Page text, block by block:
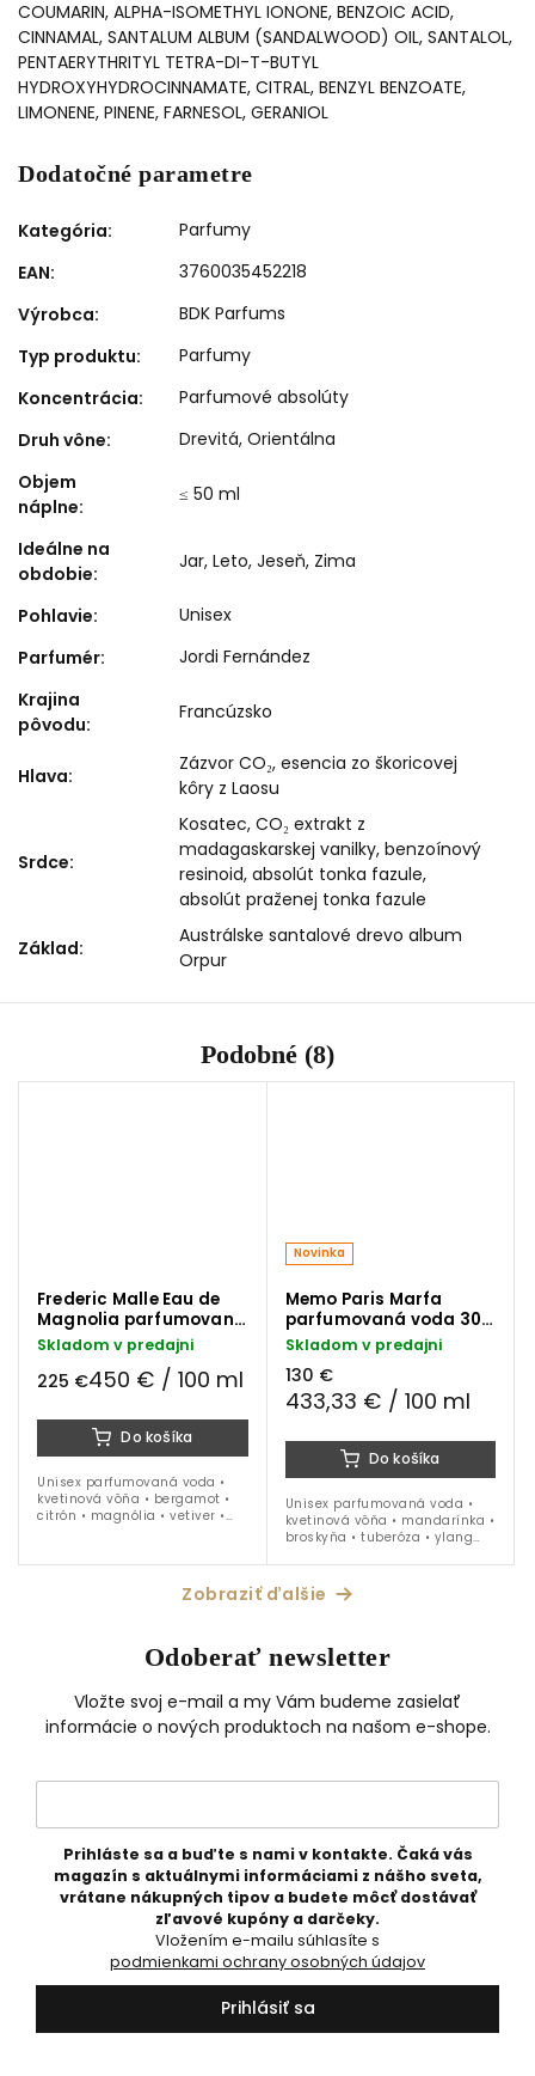
COUMARIN, ALPHA-ISOMETHYL IONONE, BENZOIC ACID,
CINNAMAL, SANTALUM ALBUM (SANDALWOOD) OIL, SANTALOL,
PENTAERYTHRITYL TETRA-DI-T-BUTYL
HYDROXYHYDROCINNAMATE, CITRAL, BENZYL BENZOATE,
LIMONENE, PINENE, FARNESOL, GERANIOL
Dodatočné parametre
Kategória:
Parfumy
EAN:
3760035452218
Výrobca:
BDK Parfums
Typ produktu:
Parfumy
Koncentrácia:
Parfumové absolúty
Druh vône: Drevitá, Orientálna
Objem
náplne:
≤ 50 ml
Ideálne na
obdobie:
Jar, Leto, Jeseň, Zima
Pohlavie:
Unisex
Parfumér:
Jordi Fernández
Krajina
pôvodu:
Francúzsko
Hlava:
Zázvor CO₂, esencia zo škoricovej
kôry z Laosu
Srdce:
Kosatec, CO₂ extrakt z
madagaskarskej vanilky, benzoínový
resinoid, absolút tonka fazule,
absolút praženej tonka fazule
Základ:
Austrálske santalové drevo album
Orpur
Podobné (8)
Frederic Malle Eau de
Magnolia parfumovaná
voda 50 ml
Skladom v predajni
225 €450 € / 100 ml
Do košíka
Unisex parfumovaná voda •
kvetinová vôňa • bergamot •
citrón • magnólia • vetiver •
Novinka
Memo Paris Marfa
parfumovaná voda 30
ml
Skladom v predajni
130 €
433,33 € / 100 ml
Do košíka
Unisex parfumovaná voda •
kvetinová vôňa • mandarínka •
broskyňa • tuberóza • ylang
• ideálna na celoročné nosenie
Zobraziť ďalšie
Odoberať newsletter
Vložte svoj e-mail a my Vám budeme zasielať
informácie o nových produktoch na našom e-shope.
Prihláste sa a buďte s nami v kontakte. Čaká vás
magazín s aktuálnymi informáciami z nášho sveta,
vrátane nákupných tipov a budete môcť dostávať
zľavové kupóny a darčeky.
podmienkami ochrany osobných údajov
Prihlásiť sa